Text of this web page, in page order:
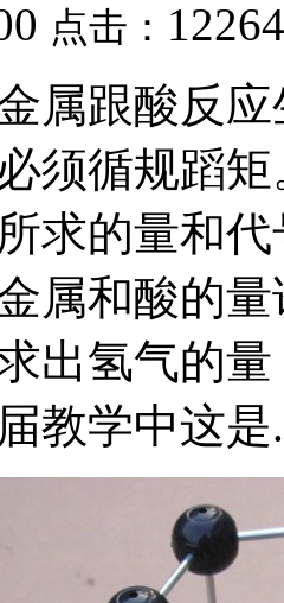
点击：
属跟酸反
须循规蹈
求的量和
属和酸的
出氢气的
教学中这是